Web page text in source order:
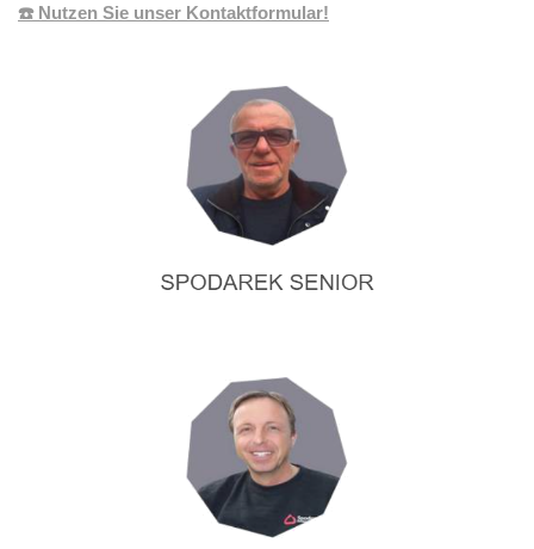
☎️ Nutzen Sie unser Kontaktformular!